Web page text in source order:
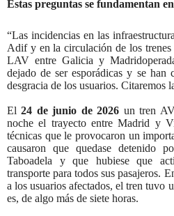
Estas preguntas se fundamentan
“Las incidencias en las
Adif y en la circulación de los
LAV entre Galicia y
dejado de ser esporádicas y se han
desgracia de los usuarios. Citaremos
El24 de junio de 2026 un tren
noche el trayecto entre Madrid y
técnicas que le provocaron un
causaron que quedase detenido
Taboadela y que hubiese que
transporte para todos sus pasajeros.
a los usuarios afectados, el tren tuvo
es, de algo más de siete horas.